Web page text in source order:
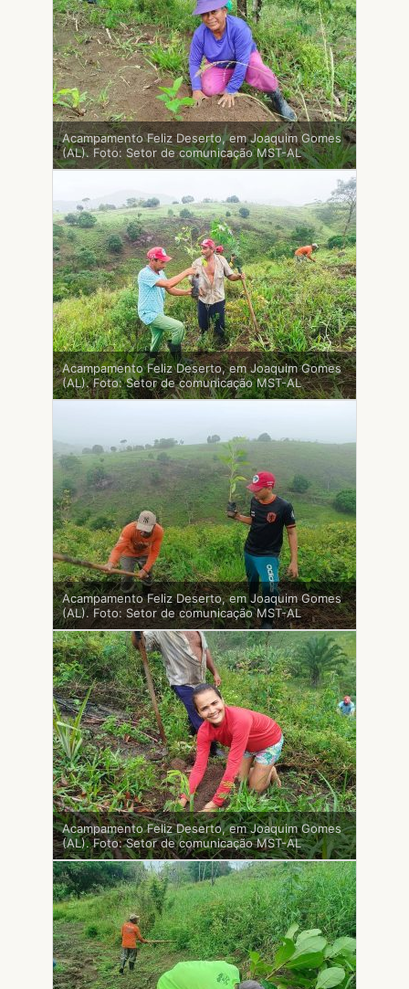
Acampamento Feliz Deserto, em Joaquim Gomes
(AL). Foto: Setor de comunicação MST-AL
Acampamento Feliz Deserto, em Joaquim Gomes
(AL). Foto: Setor de comunicação MST-AL
Acampamento Feliz Deserto, em Joaquim Gomes
(AL). Foto: Setor de comunicação MST-AL
Acampamento Feliz Deserto, em Joaquim Gomes
(AL). Foto: Setor de comunicação MST-AL